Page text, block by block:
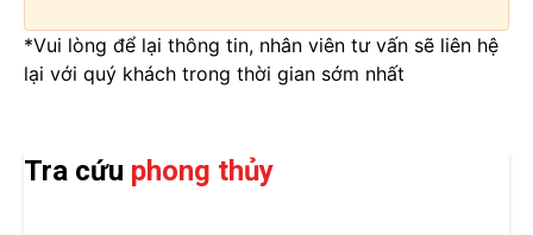
*Vui lòng để lại thông tin, nhân viên tư vấn sẽ liên hệ
lại với quý khách trong thời gian sớm nhất
Tra cứu phong thủy